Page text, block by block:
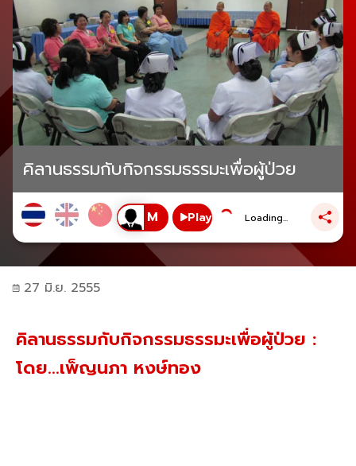
คิลานธรรมกับกิจกรรมธรรมะเพื่อผู้ป่วย
Play Loading...
27 มิ.ย. 2555
คิลานธรรมกับกิจกรรมธรรมะเพื่อผู้ป่วย :
โดย...เพ็ญนภา หงษ์ทอง